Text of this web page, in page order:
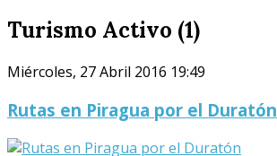
Turismo Activo (1)
Miércoles, 27 Abril 2016 19:49
Rutas en Piragua por el Duratón